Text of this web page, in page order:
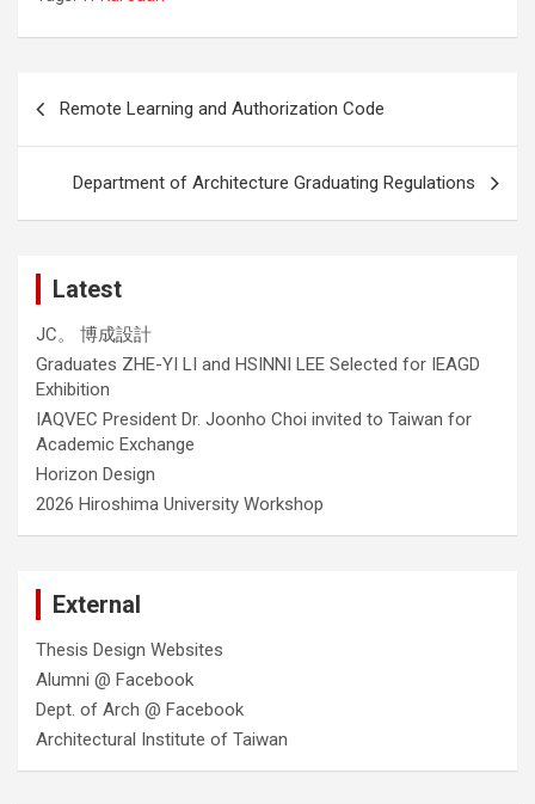
Remote Learning and Authorization Code
Department of Architecture Graduating Regulations
Latest
JC。 博成設計
Graduates ZHE-YI LI and HSINNI LEE Selected for IEAGD
Exhibition
IAQVEC President Dr. Joonho Choi invited to Taiwan for
Academic Exchange
Horizon Design
2026 Hiroshima University Workshop
External
Thesis Design Websites
Alumni @ Facebook
Dept. of Arch @ Facebook
Architectural Institute of Taiwan